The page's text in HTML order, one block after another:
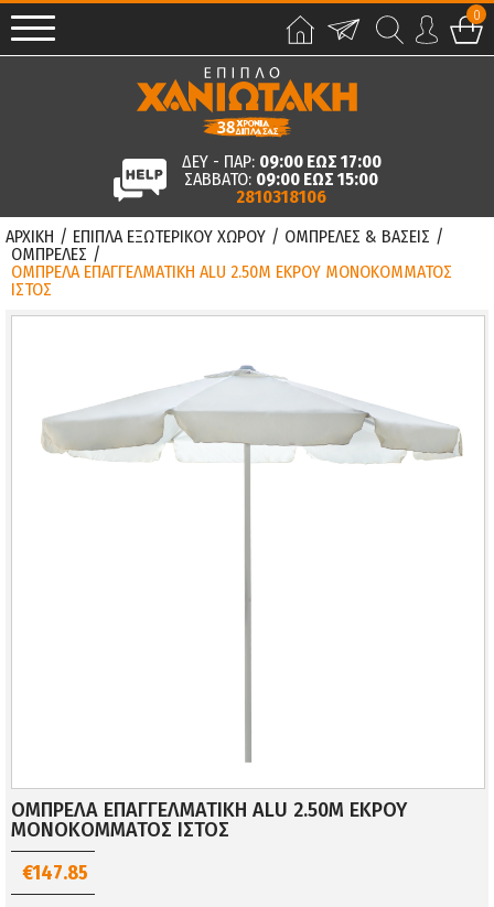
0
ΔΕΥ - ΠΑΡ: 09:00 ΕΩΣ 17:00
ΣΑΒΒΑΤΟ: 09:00 ΕΩΣ 15:00
2810318106
ΑΡΧΙΚΗ / ΕΠΙΠΛΑ ΕΞΩΤΕΡΙΚΟΥ ΧΩΡΟΥ / ΟΜΠΡΕΛΕΣ & ΒΑΣΕΙΣ /
ΟΜΠΡΕΛΕΣ /
ΟΜΠΡΕΛΑ ΕΠΑΓΓΕΛΜΑΤΙΚΗ ALU 2.50Μ ΕΚΡΟΥ ΜΟΝΟΚΟΜΜΑΤΟΣ
ΙΣΤΟΣ
ΟΜΠΡΕΛΑ ΕΠΑΓΓΕΛΜΑΤΙΚΗ ALU 2.50Μ ΕΚΡΟΥ
ΜΟΝΟΚΟΜΜΑΤΟΣ ΙΣΤΟΣ
€147.85